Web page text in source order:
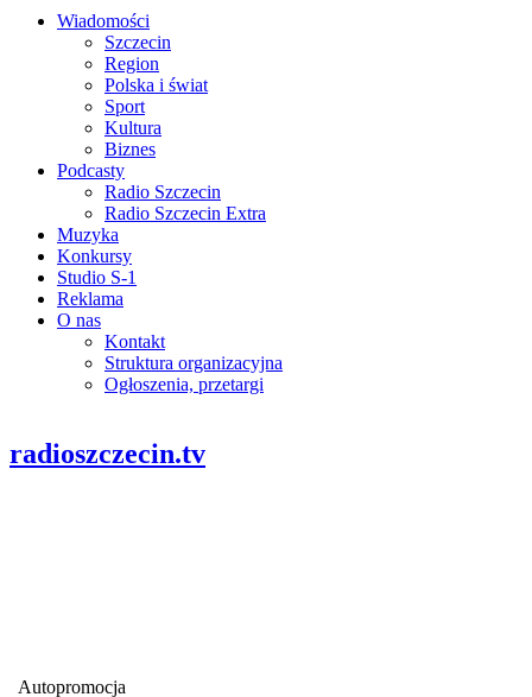
Wiadomości
Szczecin
Region
Polska i świat
Sport
Kultura
Biznes
Podcasty
Radio Szczecin
Radio Szczecin Extra
Muzyka
Konkursy
Studio S-1
Reklama
O nas
Kontakt
Struktura organizacyjna
Ogłoszenia, przetargi
radioszczecin.tv
Autopromocja